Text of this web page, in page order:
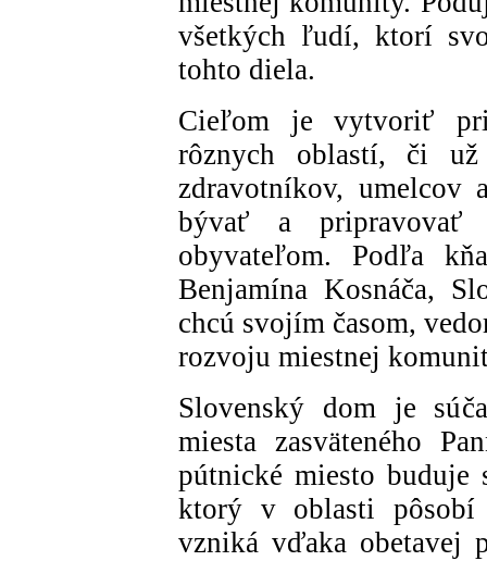
všetkých ľudí, ktorí
tohto diela.
Cieľom je vytvoriť
rôznych oblastí, či už
zdravotníkov, umelcov
bývať a pripravovať
obyvateľom. Podľa
Benjamína Kosnáča,
chcú svojím časom,
rozvoju miestnej
Slovenský dom je
miesta zasväteného
pútnické miesto buduje
ktorý v oblasti
vzniká vďaka obetavej